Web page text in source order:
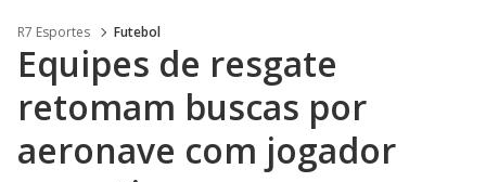
R7 Esportes Futebol
Equipes de resgate
retomam buscas por
aeronave com jogador